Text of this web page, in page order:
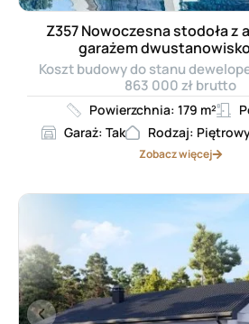
Z357 Nowoczesna stodoła z
garażem
Koszt budowy do stanu
863 000 zł brutto
Powierzchnia: 179 m²
Garaż: Tak
Rodzaj:
Zobacz więcej